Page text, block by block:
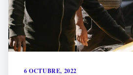
6 OCTUBRE, 2022